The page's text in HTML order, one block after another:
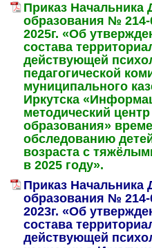
Приказ Начальника
образования № 214-
2025г. «Об
состава
действующей
педагогической
муниципального
Иркутска
методический
образования»
обследованию
возраста с
в 2025 году».
Приказ Начальника
образования № 214-
2023г. «Об
состава
действующей